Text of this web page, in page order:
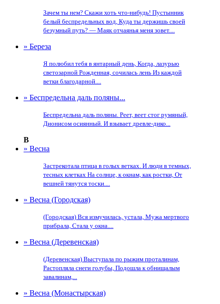
Зачем ты нем? Скажи хоть что-нибудь! Пустынник
белый беспредельных вод, Куда ты держишь своей
безумный путь? — Маяк отчаянья меня зовет....
» Береза
Я полюбил тебя в янтарный день, Когда, лазурью
светозарной Рожденная, сочилась лень Из каждой
ветки благодарной....
» Беспредельна даль поляны...
Беспредельна даль поляны. Реет, веет стог румяный,
Дионисом осиянный. И взывает древле-дико...
В
» Весна
Застрекотала птица в голых ветках. И люди в темных,
тесных клетках На солнце, к окнам, как ростки, От
вешней тянутся тоски....
» Весна (Городская)
(Городская) Вся измучилась, устала, Мужа мертвого
прибрала, Стала у окна....
» Весна (Деревенская)
(Деревенская) Выступала по рыжим проталинам,
Растопляла снеги голубы, Подошла к обнищалым
завалинам,...
» Весна (Монастырская)